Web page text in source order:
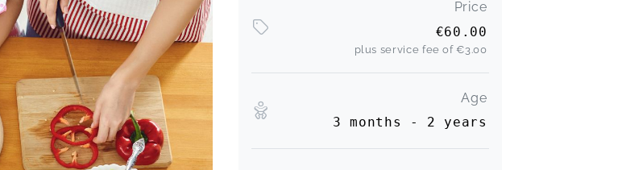
Price
€60.00
plus service fee of€3.00
Age
3 months - 2 years